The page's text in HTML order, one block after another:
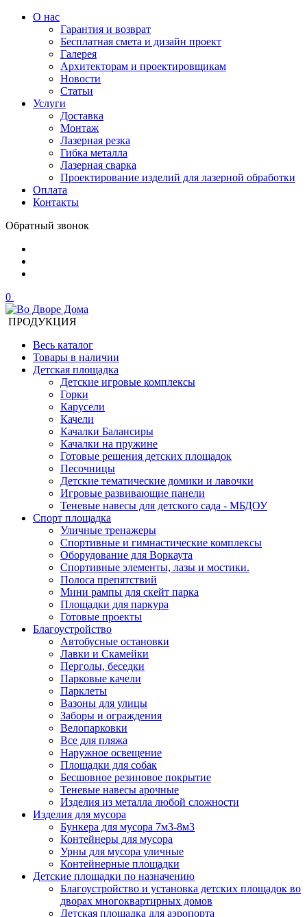
О нас
Гарантия и возврат
Бесплатная смета и дизайн проект
Галерея
Архитекторам и проектировщикам
Новости
Статьи
Услуги
Доставка
Монтаж
Лазерная резка
Гибка металла
Лазерная сварка
Проектирование изделий для лазерной обработки
Оплата
Контакты
Обратный звонок
0
ПРОДУКЦИЯ
Весь каталог
Товары в наличии
Детская площадка
Детские игровые комплексы
Горки
Карусели
Качели
Качалки Балансиры
Качалки на пружине
Готовые решения детских площадок
Песочницы
Детские тематические домики и лавочки
Игровые развивающие панели
Теневые навесы для детского сада - МБДОУ
Спорт площадка
Уличные тренажеры
Спортивные и гимнастические комплексы
Оборудование для Воркаута
Спортивные элементы, лазы и мостики.
Полоса препятствий
Мини рампы для скейт парка
Площадки для паркура
Готовые проекты
Благоустройство
Автобусные остановки
Лавки и Скамейки
Перголы, беседки
Парковые качели
Парклеты
Вазоны для улицы
Заборы и ограждения
Велопарковки
Все для пляжа
Наружное освещение
Площадки для собак
Бесшовное резиновое покрытие
Теневые навесы арочные
Изделия из металла любой сложности
Изделия для мусора
Бункера для мусора 7м3-8м3
Контейнеры для мусора
Урны для мусора уличные
Контейнерные площадки
Детские площадки по назначению
Благоустройство и установка детских площадок во
дворах многоквартирных домов
Детская площадка для аэропорта